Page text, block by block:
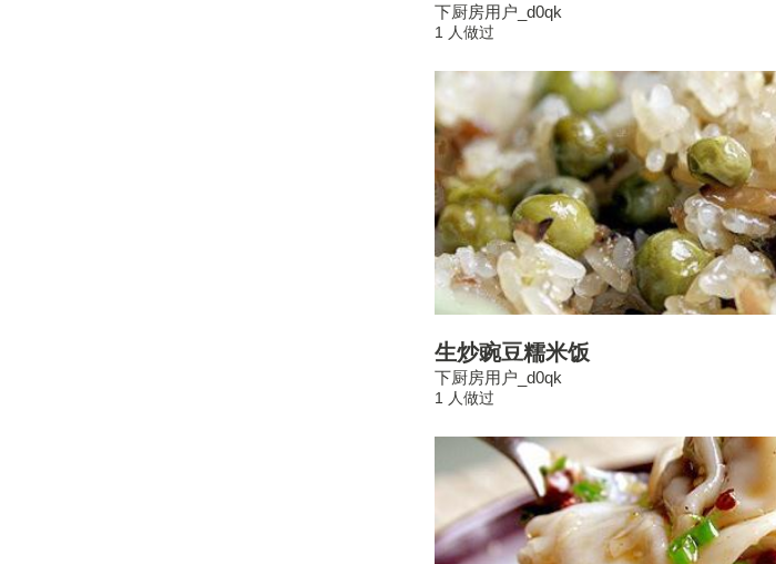
下厨房用户_d0qk
1 人做过
生炒豌豆糯米饭
下厨房用户_d0qk
1 人做过